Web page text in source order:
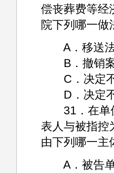
偿丧葬费等经
院下列哪一做
A．移送法
B．撤销
C．决定
D．决定不
31．在单位
表人与被指控
由下列哪一主
A．被告